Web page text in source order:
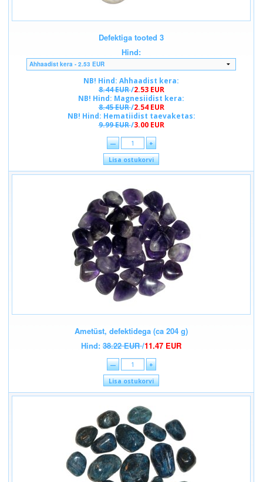
Defektiga tooted 3
Hind:
NB! Hind: Ahhaadist kera:
8.44 EUR/2.53 EUR
NB! Hind: Magnesiidist kera:
8.45 EUR/2.54 EUR
NB! Hind: Hematiidist taevaketas:
9.99 EUR/3.00 EUR
—
+
Lisa ostukorvi
Ametüst, defektidega (ca 204 g)
Hind: 38.22 EUR/11.47 EUR
—
+
Lisa ostukorvi